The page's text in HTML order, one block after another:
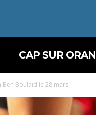
CAP SUR ORAN
Boulaïd le 28 mars